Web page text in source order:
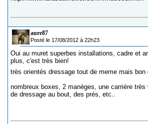
aure87
Posté le 17/08/2012 à 22h23
Oui au muret superbes installations, cadre et
plus, c'est très bien!
très orientés dressage tout de meme mais bon
nombreux boxes, 2 manèges, une carrière
de dressage au bout, des prés, etc..